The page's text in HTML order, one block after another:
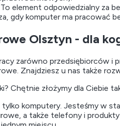
To element odpowiedzialny za
gdy komputer ma pracować
Olsztyn - dla
zarówno przedsiębiorców i
Znajdziesz u nas także
Chętnie złożymy dla Ciebie
komputery. Jesteśmy w
a także telefony i